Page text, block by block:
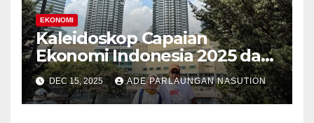
EKONOMI
Kaleidoskop Capaian
Ekonomi Indonesia 2025 dan
Prospek Pertumbuhan 2026
DEC 15, 2025 ADE PARLAUNGAN NASUTION